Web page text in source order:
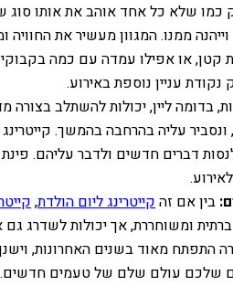
כמו שלא כל אחד אוהב את אותו סוג
ממנו. המגוון מעשיר את
קטן, או אפילו עמדה עם כמה
עניין נוספת באירוע.
בדומה ליין, יכולות להשתלב
עליה בהרחבה בהמשך.
דברים חדשים ולדבר עליהם.
בין אם זהקייטרינג ליום הולדת,
ומשוחררת, אך יכולות לשדרג גם
התפתח מאוד בשנים האחרונות,
שלכם עולם שלם של טעמים חדשים.